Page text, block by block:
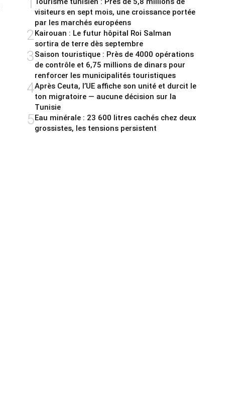
1
visiteurs en sept mois, une croissance portée
par les marchés européens
2Kairouan : Le futur hôpital Roi Salman
sortira de terre dès septembre
3Saison touristique : Près de 4000 opérations
de contrôle et 6,75 millions de dinars pour
renforcer les municipalités touristiques
4Après Ceuta, l’UE affiche son unité et durcit le
ton migratoire — aucune décision sur la
Tunisie
5Eau minérale : 23 600 litres cachés chez deux
grossistes, les tensions persistent